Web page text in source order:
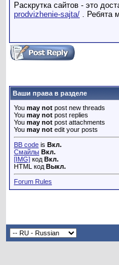
Раскрутка сайтов - это
prodvizhenie-sajta/ . Ребята
Ваши права в разделе
You may not post new threads
You may not post replies
You may not post attachments
You may not edit your posts
BB code is Вкл.
Смайлы Вкл.
[IMG] код Вкл.
HTML код Выкл.
Forum Rules